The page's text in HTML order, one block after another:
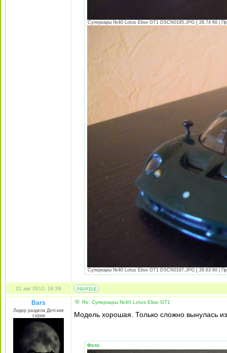
Суперкары №40 Lotus Еlise GT1 DSCN0195.JPG [ 26.74 Кб |
Суперкары №40 Lotus Еlise GT1 DSCN0197.JPG [ 26.63 Кб |
21 авг 2012, 16:39
Bars
Лидер раздела Детские
серии
Re: Суперкары №40 Lotus Еlise GT1
Модель хорошая. Только сложно вынулась из
Фото: